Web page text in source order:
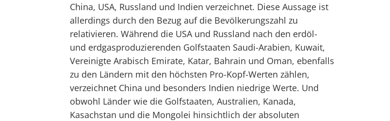
China, USA, Russland und Indien verzeichnet. Diese Aussage ist
allerdings durch den Bezug auf die Bevölkerungszahl zu
relativieren. Während die USA und Russland nach den erdöl-
und erdgasproduzierenden Golfstaaten Saudi-Arabien, Kuwait,
Vereinigte Arabisch Emirate, Katar, Bahrain und Oman, ebenfalls
zu den Ländern mit den höchsten Pro-Kopf-Werten zählen,
verzeichnet China und besonders Indien niedrige Werte. Und
obwohl Länder wie die Golfstaaten, Australien, Kanada,
Kasachstan und die Mongolei hinsichtlich der absoluten